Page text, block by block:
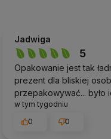
Jadwiga
5
Opakowanie jest tak
prezent dla bliskiej
przepakowywać... było
w tym tygodniu
0
0